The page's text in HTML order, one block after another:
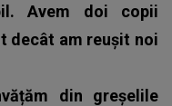
Avem doi copii
decât am reușit noi
din greșelile